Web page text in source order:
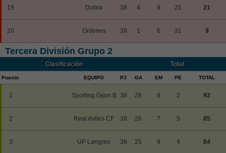
19 Dubra 38 4 9 25 21
20 Ordenes 38 1 6 31 9
Tercera División Grupo 2
Clasificación Total
Puesto EQUIPO PJ GA EM PE TOTAL
1 Sporting Gijon B 38 28 8 2 92
2 Real Aviles CF 38 26 7 5 85
3 UP Langreo 38 25 9 4 84